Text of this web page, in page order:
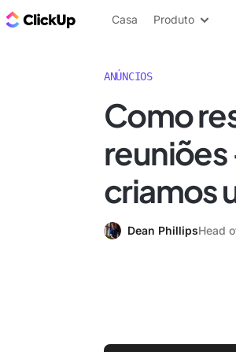
ClickUp Blogue
Casa Produto
ANÚNCIOS
Como
criamos
Dean PhillipsHead